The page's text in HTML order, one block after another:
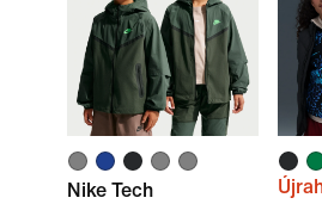
Nike Tech